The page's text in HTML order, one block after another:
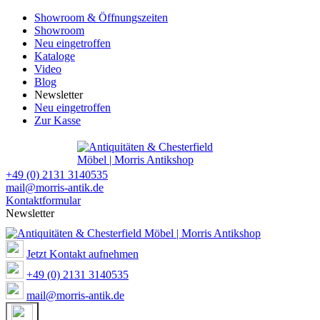
Showroom & Öffnungszeiten
Showroom
Neu eingetroffen
Kataloge
Video
Blog
Newsletter
Neu eingetroffen
Zur Kasse
+49 (0) 2131 3140535
mail@morris-antik.de
Kontaktformular
Newsletter
Jetzt Kontakt aufnehmen
+49 (0) 2131 3140535
mail@morris-antik.de